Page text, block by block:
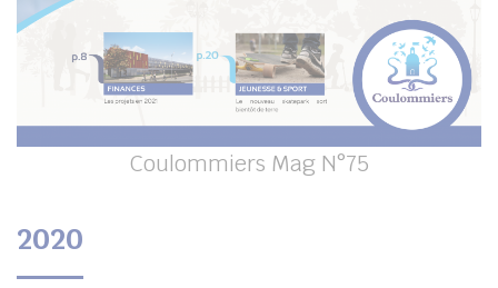
Coulommiers Mag N°75
2020